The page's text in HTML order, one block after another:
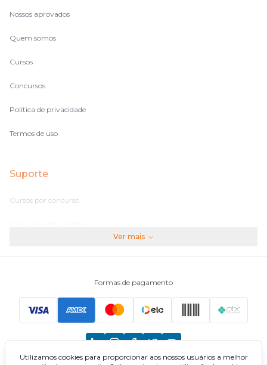
Nossos aprovados
Quem somos
Cursos
Concursos
Política de privacidade
Termos de uso
Suporte
Cursos por concurso
Principais Concursos
CNU
TCU
Ver mais
Formas de pagamento
Utilizamos cookies para proporcionar aos nossos usuários a melhor